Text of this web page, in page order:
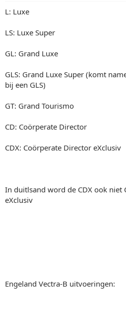
L: Luxe
LS: Luxe Super
GL: Grand Luxe
GLS: Grand Luxe Super (komt
bij een GLS)
GT: Grand Tourismo
CD: Coörperate Director
CDX: Coörperate Director eXclusiv
In duitlsand word de CDX ook niet
eXclusiv
Engeland Vectra-B uitvoeringen: